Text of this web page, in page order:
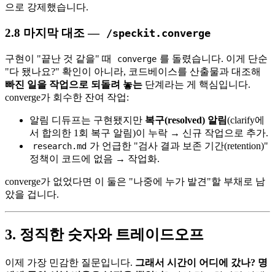
으로 강제했습니다.
2.8 마지막 대조 — /speckit.converge
구현이 "끝난 것 같을" 때 converge 를 돌렸습니다. 이게 단순
"다 됐나요?" 확인이 아니라, 코드베이스를 산출물과 대조해
빠진 일을 작업으로 되돌려 놓는 단계라는 게 핵심입니다.
converge가 회수한 잔여 작업:
알림 디듀프는 구현됐지만 복구(resolved) 알림(clarify에
서 합의한 1회 복구 알림)이 누락 → 신규 작업으로 추가.
research.md 가 언급한 "검사 결과 보존 기간(retention)"
정책이 코드에 없음 → 작업화.
converge가 없었다면 이 둘은 "나중에 누가 발견"할 부채로 남
았을 겁니다.
3. 정직한 숫자와 트레이드오프
이제 가장 민감한 질문입니다. 그래서 시간이 어디에 갔나? 명